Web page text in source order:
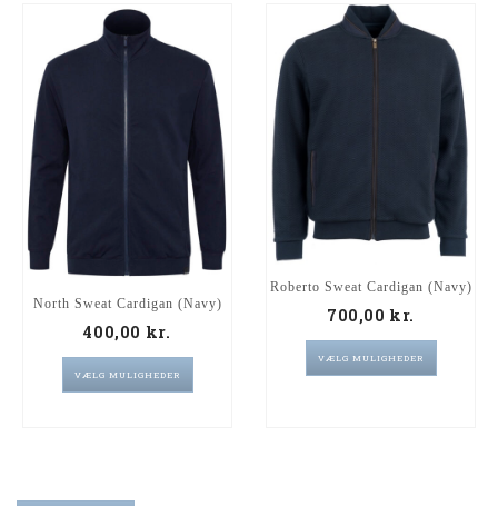
North Sweat Cardigan (Navy)
400,00 kr.
VÆLG MULIGHEDER
Roberto Sweat Cardigan (Navy)
700,00kr.
VÆLG MULIGHEDER